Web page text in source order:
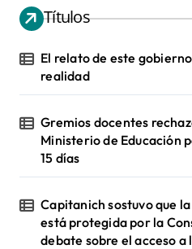
Títulos
El relato de este
realidad
Gremios docentes
Ministerio de Educación
15 días
Capitanich sostuvo que
está protegida por la
debate sobre el acceso a